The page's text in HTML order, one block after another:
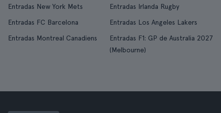
Entradas New York Mets
Entradas Irlanda Rugby
Entradas FC Barcelona
Entradas Los Angeles Lakers
Entradas Montreal Canadiens
Entradas F1: GP de Australia 2027
(Melbourne)